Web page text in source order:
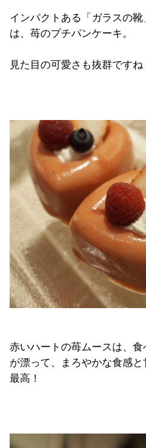
インパクトある「ガラスの
は、苺のプチパンケーキ。
見た目の可愛さも抜群ですね
赤いハートの苺ムースは、
が漂って、まろやかな食感
最高！